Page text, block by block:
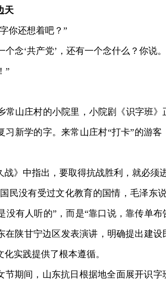
天
你还想着吧？”
念‘共产党’，还有一个念什么？你说
”
山庄村的小院里，小院剧《识字班》
习新学的字。来常山庄村“打卡”的游
》中指出，要取得抗战胜利，就必须
民没有受过文化教育的国情，毛泽东
没有人听的”，而是“靠口说，靠传单
在陕甘宁边区发表演讲，明确提出建
实践提供了根本遵循。
期间，山东抗日根据地全面展开识字